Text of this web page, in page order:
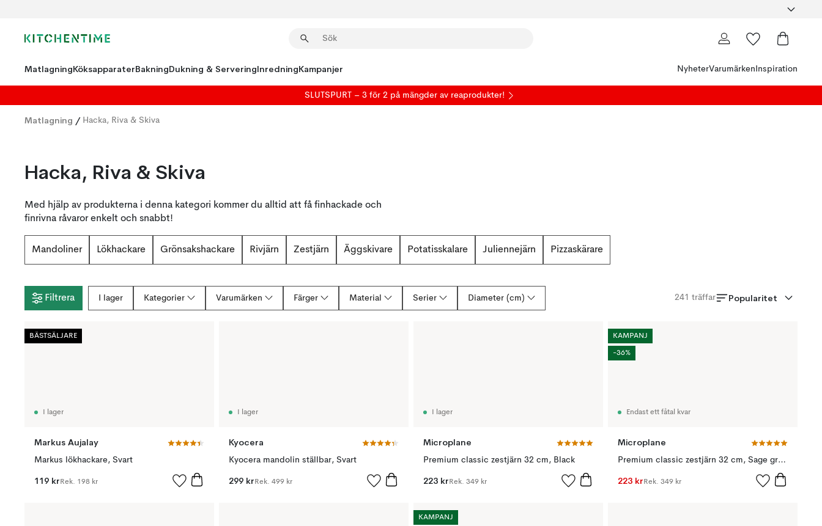
MatlagningKöksapparaterBakningDukning & ServeringInredningKampanjer NyheterVarumärken Inspiration
SLUTSPURT – 3 för 2 på mängder av reaprodukter!
Matlagning / Hacka, Riva & Skiva
Hacka, Riva & Skiva
Med hjälp av produkterna i denna kategori kommer du alltid att få finhackade och
finrivna råvaror enkelt och snabbt!
Mandoliner Lökhackare Grönsakshackare Rivjärn Zestjärn Äggskivare Potatisskalare Juliennejärn Pizzaskärare
Filtrera I lager Kategorier Varumärken Färger Material Serier Diameter (cm) 241 träffar Popularitet
I lager
Markus Aujalay
Markus lökhackare, Svart
119 kr Rek. 198 kr
BÄSTSÄLJARE
I lager
Kyocera
Kyocera mandolin ställbar, Svart
299 kr Rek. 499 kr
I lager
Microplane
Premium classic zestjärn 32 cm, Black
223 kr Rek. 349 kr
Endast ett fåtal kvar
Microplane
Premium classic zestjärn 32 cm, Sage green
223 kr Rek. 349 kr
KAMPANJ
-36%
KAMPANJ